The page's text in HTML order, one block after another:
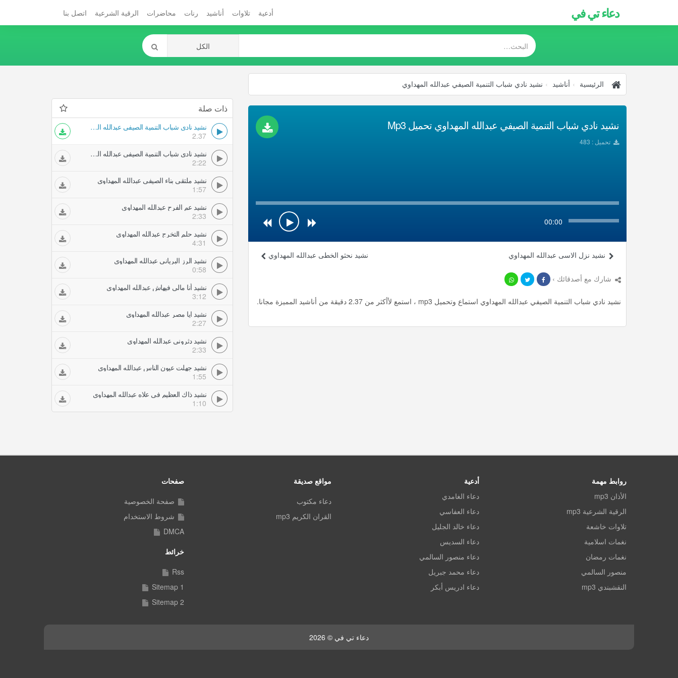
دعاء تي في أدعية تلاوات أناشيد رنات محاضرات الرقية الشرعية اتصل بنا
الرئيسية أناشيد نشيد نادي شباب التنمية الصيفي عبدالله المهداوي
نشيد نادي شباب التنمية الصيفي عبدالله المهداوي تحميل Mp3
تحميل : 483
00:00
نشيد نحثو الخطى عبدالله المهداوي نشيد نزل الاسى عبدالله المهداوي
شارك مع أصدقائك ›
نشيد نادي شباب التنمية الصيفي عبدالله المهداوي استماع وتحميل mp3 ، استمع لأأكثر من 2.37 دقيقة من أناشيد المميزة مجانا.
ذات صلة
نشيد نادي شباب التنمية الصيفي عبدالله المهداوي
2.37
نشيد نادي شباب التنمية الصيفي عبدالله المهداوي
2:22
نشيد ملتقى بناء الصيفي عبدالله المهداوي
1:57
نشيد عم الفرح عبدالله المهداوي
2:33
نشيد حلم التخرج عبدالله المهداوي
4:31
نشيد الرز البرياني عبدالله المهداوي
0:58
نشيد أنا مالي فيهاش عبدالله المهداوي
3:12
نشيد ايا مصر عبدالله المهداوي
2:27
نشيد دثروني عبدالله المهداوي
2:33
نشيد جهلت عيون الناس عبدالله المهداوي
1:55
نشيد ذاك العظيم في علاه عبدالله المهداوي
1:10
روابط مهمة
الأذان mp3
الرقية الشرعية mp3
تلاوات خاشعة
نغمات اسلامية
نغمات رمضان
منصور السالمي
النقشبندي mp3
أدعية
دعاء الغامدي
دعاء العفاسي
دعاء خالد الجليل
دعاء السديس
دعاء منصور السالمي
دعاء محمد جبريل
دعاء ادريس أبكر
مواقع صديقة
دعاء مكتوب
القران الكريم mp3
صفحات
صفحة الخصوصية
شروط الاستخدام
DMCA
خرائط
Rss
Sitemap 1
Sitemap 2
دعاء تي في © 2026